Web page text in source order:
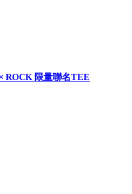
ROCK 限量聯名TEE